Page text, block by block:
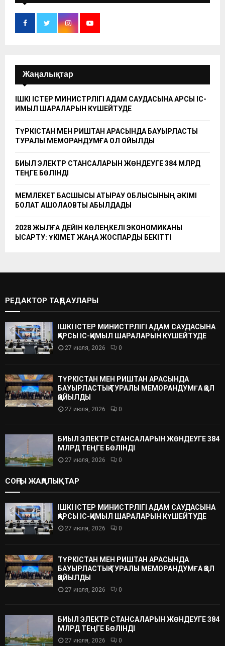
Жаңалықтар
ІШКІ ІСТЕР МИНИСТРЛІГІ АДАМ САУДАСЫНА ҚАРСЫ ІС-
ҚИМЫЛ ШАРАЛАРЫН КҮШЕЙТУДЕ
ТҮРКІСТАН МЕН РИШТАН АРАСЫНДА БАУЫРЛАСТЫҚ
ТУРАЛЫ МЕМОРАНДУМҒА ҚОЛ ҚОЙЫЛДЫ
БИЫЛ ЭЛЕКТР СТАНСАЛАРЫН ЖӨНДЕУГЕ 384 МЛРД
ТЕҢГЕ БӨЛІНДІ
МЕМЛЕКЕТ БАСШЫСЫ АТЫРАУ ОБЛЫСЫНЫҢ ӘКІМІ
БОЛАТ АҚШОЛАҚОВТЫ ҚАБЫЛДАДЫ
2028 ЖЫЛҒА ДЕЙІН КӨЛЕҢКЕЛІ ЭКОНОМИКАНЫ
ҚЫСҚАРТУ: ҮКІМЕТ ЖАҢА ЖОСПАРДЫ БЕКІТТІ
РЕДАКТОР ТАҢДАУЛАРЫ
ІШКІ ІСТЕР МИНИСТРЛІГІ АДАМ САУДАСЫНА
ҚАРСЫ ІС-ҚИМЫЛ ШАРАЛАРЫН КҮШЕЙТУДЕ
27 июля, 2026 0
ТҮРКІСТАН МЕН РИШТАН АРАСЫНДА
БАУЫРЛАСТЫҚ ТУРАЛЫ МЕМОРАНДУМҒА ҚОЛ
ҚОЙЫЛДЫ
27 июля, 2026 0
БИЫЛ ЭЛЕКТР СТАНСАЛАРЫН ЖӨНДЕУГЕ 384
МЛРД ТЕҢГЕ БӨЛІНДІ
27 июля, 2026 0
СОҢҒЫ ЖАҢАЛЫҚТАР
ІШКІ ІСТЕР МИНИСТРЛІГІ АДАМ САУДАСЫНА
ҚАРСЫ ІС-ҚИМЫЛ ШАРАЛАРЫН КҮШЕЙТУДЕ
27 июля, 2026 0
ТҮРКІСТАН МЕН РИШТАН АРАСЫНДА
БАУЫРЛАСТЫҚ ТУРАЛЫ МЕМОРАНДУМҒА ҚОЛ
ҚОЙЫЛДЫ
27 июля, 2026 0
БИЫЛ ЭЛЕКТР СТАНСАЛАРЫН ЖӨНДЕУГЕ 384
МЛРД ТЕҢГЕ БӨЛІНДІ
27 июля, 2026 0